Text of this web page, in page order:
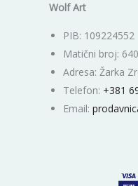
Wolf Art
PIB: 109224552
Matični broj:
Adresa: Žarka
Telefon: +381
Email: